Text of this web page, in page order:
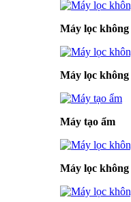
Máy lọc
Máy lọc
Máy tạo ẩm
Máy lọc